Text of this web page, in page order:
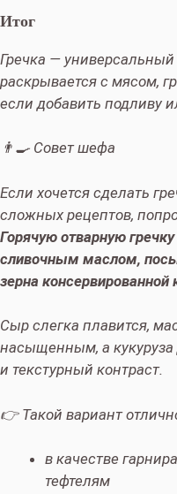
Итог
Гречка —
раскрывается с мясом,
если добавить подливу
👨‍🍳 Совет шефа
Если хочется сделать
сложных рецептов,
Горячую отварную
сливочным маслом,
зерна консервированной
Сыр слегка плавится,
насыщенным, а кукуруза
и текстурный контраст.
👉 Такой вариант
в качестве
тефтелям